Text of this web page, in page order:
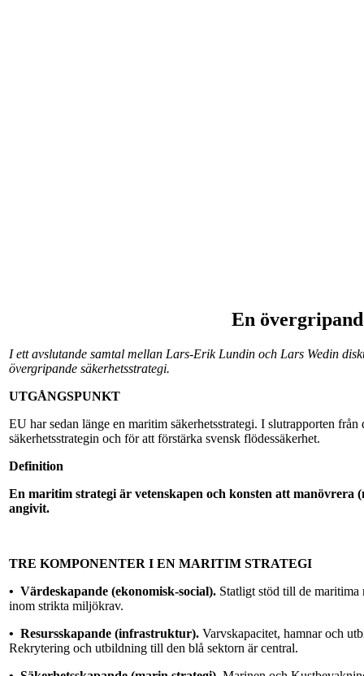
En
I ett avslutande samtal mellan Lars-Erik Lundin och Lars Wedin
övergripande säkerhetsstrategi.
UTGÅNGSPUNKT
EU har sedan länge en maritim säkerhetsstrategi. I slutrapporten
säkerhetsstrategin och för att förstärka svensk flödessäkerhet.
Definition
En maritim strategi är vetenskapen och konsten att
angivit.
TRE KOMPONENTER I EN MARITIM STRATEGI
• Värdeskapande (ekonomisk-social). Statligt stöd till de
inom strikta miljökrav.
• Resursskapande (infrastruktur). Varvskapacitet, hamnar och
Rekrytering och utbildning till den blå sektorn är central.